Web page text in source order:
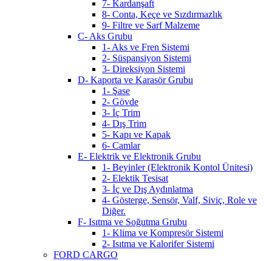
7- Kardanşaft
8- Conta, Keçe ve Sızdırmazlık
9- Filtre ve Sarf Malzeme
C- Aks Grubu
1- Aks ve Fren Sistemi
2- Süspansiyon Sistemi
3- Direksiyon Sistemi
D- Kaporta ve Karasör Grubu
1- Şase
2- Gövde
3- İç Trim
4- Dış Trim
5- Kapı ve Kapak
6- Camlar
E- Elektrik ve Elektronik Grubu
1- Beyinler (Elektronik Kontol Ünitesi)
2- Elektik Tesisat
3- İç ve Dış Aydınlatma
4- Gösterge, Sensör, Valf, Siviç, Role ve
Diğer.
F- Isıtma ve Soğutma Grubu
1- Klima ve Kompresör Sistemi
2- Isıtma ve Kalorifer Sistemi
FORD CARGO